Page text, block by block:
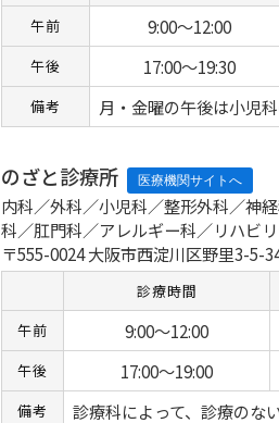
午前
9:00～12:00
午後 17:00～19:30
備考 月・金曜の午後は小児
のざと診療所
内科／外科／小児科／整形外科／神
科／肛門科／アレルギー科／リハビ
〒555-0024 大阪市西淀川区野里3-5-
診療時間
午前
9:00～12:00
午後 17:00～19:00
備考
診療科によって、診療のな